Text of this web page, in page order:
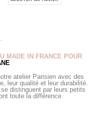
MADE IN FRANCE POUR
atelier Parisien avec des
leur qualité et leur durabilité.
distinguent par leurs petits
toute la différence.